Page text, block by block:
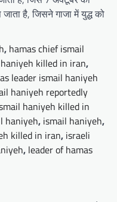
है, जिसने गाजा में युद्ध को
, hamas chief ismail
killed in iran,
leader ismail haniyeh
haniyeh reportedly
haniyeh killed in
haniyeh, ismail haniyeh,
killed in iran, israeli
, leader of hamas